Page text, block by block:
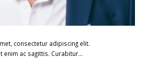
consectetur adipiscing elit.
enim ac sagittis. Curabitur…